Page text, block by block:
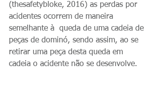
(thesafetybloke, 2016) as perdas por
acidentes ocorrem de maneira
semelhante à  queda de uma cadeia de
peças de dominó, sendo assim, ao se
retirar uma peça desta queda em
cadeia o acidente não se desenvolve.